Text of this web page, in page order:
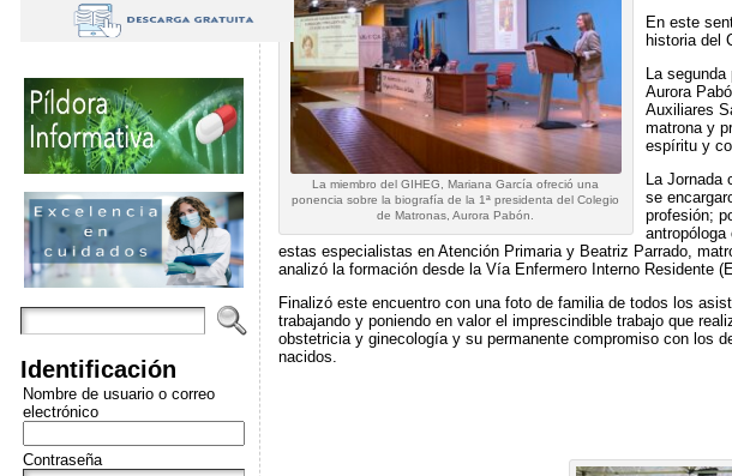
Identificación
Nombre de usuario o correo
electrónico
Contraseña
La miembro del GIHEG, Mariana García ofreció una
ponencia sobre la biografía de la 1ª presidenta del Colegio
de Matronas, Aurora Pabón.
En este
historia del
La
Aurora
Auxiliares
matrona y
espíritu y
La
se
profesión;
antropóloga
estas especialistas en Atención Primaria y Beatriz Parrado,
analizó la formación desde la Vía Enfermero Interno Residente
Finalizó este encuentro con una foto de familia de todos los
trabajando y poniendo en valor el imprescindible trabajo que
obstetricia y ginecología y su permanente compromiso con los
nacidos.